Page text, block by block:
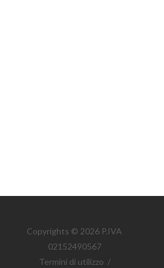
Copyrights © 2026 P.IVA
02152490567
Termini di utilizzo /